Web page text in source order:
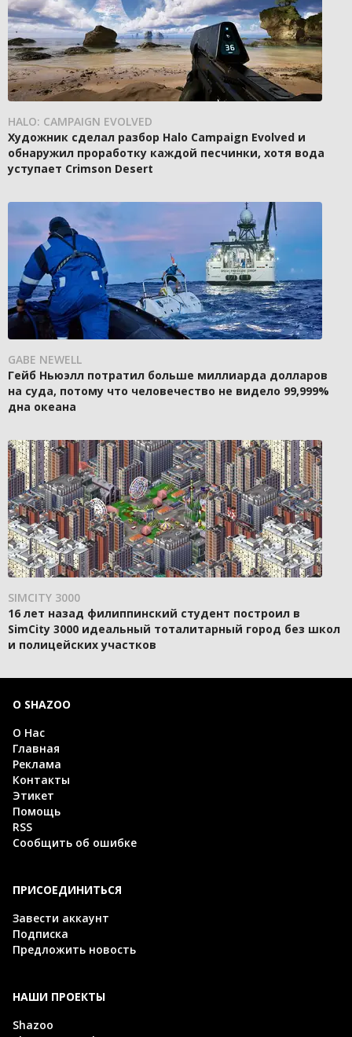
HALO: CAMPAIGN EVOLVED
Художник сделал разбор Halo Campaign Evolved и
обнаружил проработку каждой песчинки, хотя вода
уступает Crimson Desert
GABE NEWELL
Гейб Ньюэлл потратил больше миллиарда долларов
на суда, потому что человечество не видело 99,999%
дна океана
SIMCITY 3000
16 лет назад филиппинский студент построил в
SimCity 3000 идеальный тоталитарный город без школ
и полицейских участков
О SHAZOO
О Нас
Главная
Реклама
Контакты
Этикет
Помощь
RSS
Сообщить об ошибке
ПРИСОЕДИНИТЬСЯ
Завести аккаунт
Подписка
Предложить новость
НАШИ ПРОЕКТЫ
Shazoo